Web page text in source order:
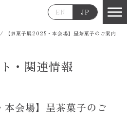
EN JP
/ 【京菓子展2025・本会場】呈茶菓子のご案内
・関連情報
本会場】呈茶菓子のご